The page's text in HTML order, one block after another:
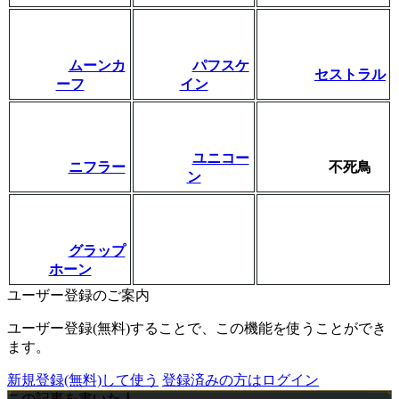
ムーンカ
ーフ
パフスケ
イン
セストラル
ニフラー
ユニコー
ン
不死鳥
グラップ
ホーン
ユーザー登録のご案内
ユーザー登録(無料)することで、この機能を使うことができ
ます。
新規登録(無料)して使う 登録済みの方はログイン